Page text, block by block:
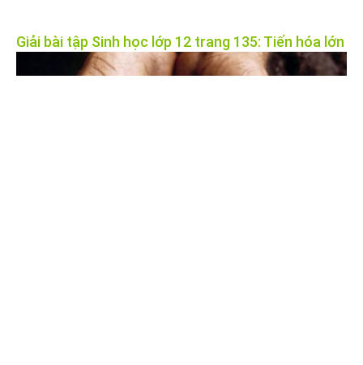
Giải bài tập Sinh học lớp 12 trang 135: Tiến hóa lớn